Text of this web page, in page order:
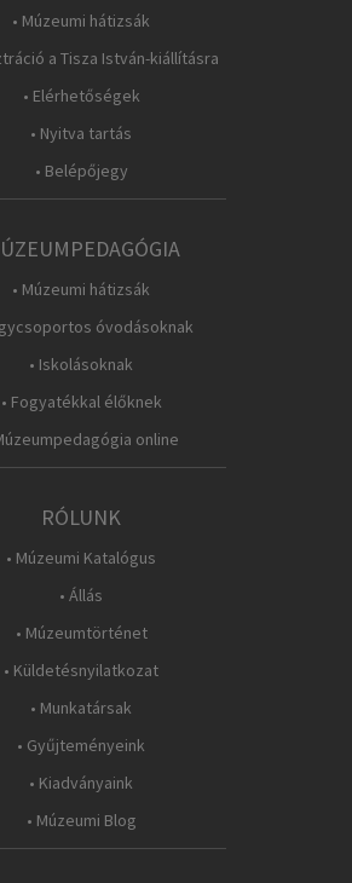
• Múzeumi hátizsák
a Tisza István-kiállításra
• Elérhetőségek
• Nyitva tartás
• Belépőjegy
• Múzeumi hátizsák
óvodásoknak
• Iskolásoknak
• Fogyatékkal élőknek
online
RÓLUNK
• Múzeumi Katalógus
• Állás
• Múzeumtörténet
• Küldetésnyilatkozat
• Munkatársak
• Gyűjteményeink
• Kiadványaink
• Múzeumi Blog